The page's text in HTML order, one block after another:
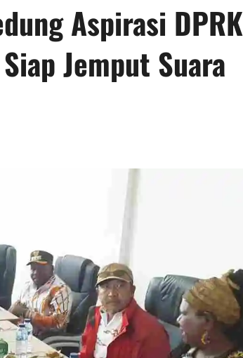
Aspirasi DPRK
Jemput Suara